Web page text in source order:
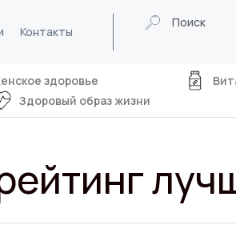
Контакты
Поиск
здоровье
Здоровый образ жизни